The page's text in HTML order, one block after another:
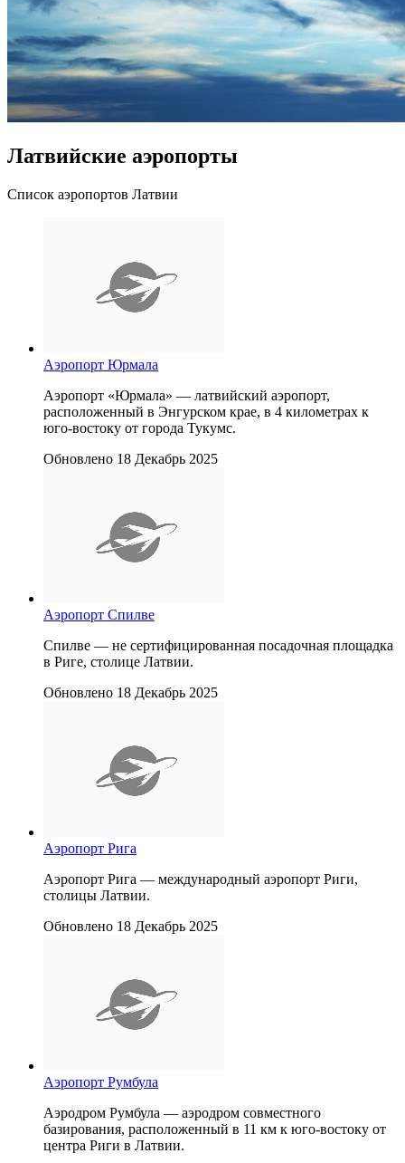
Латвийские аэропорты
Список аэропортов Латвии
Аэропорт Юрмала
Аэропорт «Юрмала» — латвийский аэропорт,
расположенный в Энгурском крае, в 4 километрах к
юго-востоку от города Тукумс.
Обновлено 18 Декабрь 2025
Аэропорт Спилве
Спилве — не сертифицированная посадочная площадка
в Риге, столице Латвии.
Обновлено 18 Декабрь 2025
Аэропорт Рига
Аэропорт Рига — международный аэропорт Риги,
столицы Латвии.
Обновлено 18 Декабрь 2025
Аэропорт Румбула
Аэродром Румбула — аэродром совместного
базирования, расположенный в 11 км к юго-востоку от
центра Риги в Латвии.